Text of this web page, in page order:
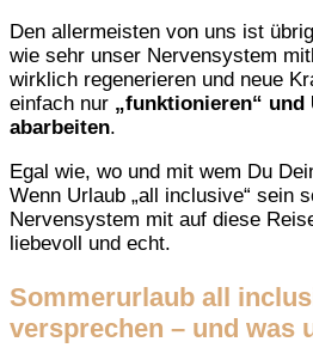
Den allermeisten von uns ist
wie sehr unser Nervensystem
wirklich regenerieren und neue
einfach nur „funktionieren“ und
abarbeiten.
Egal wie, wo und mit wem Du
Wenn Urlaub „all inclusive“ sein
Nervensystem mit auf diese
liebevoll und echt.
Sommerurlaub all
versprechen – und was